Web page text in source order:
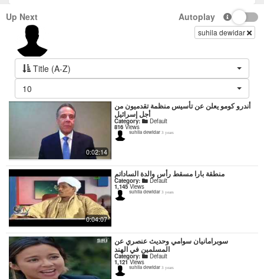
Up Next Autoplay
suhila dewidar
Title (A-Z)
10
0:02:14
أندرو كومو يعلن عن تأسيس منظمة تقدميون من
أجل إسرائيل
Category: Default
816 Views
suhila dewidar 3 years
0:04:07
منطقة بارا مسقط رأس والدة الساداتم
Category: Default
1,145Views
suhila dewidar 3 years
سوبرامانيان سوامي وحديث عنصري عن
المسلمين في الهند
Category: Default
1,121Views
suhila dewidar 3 years